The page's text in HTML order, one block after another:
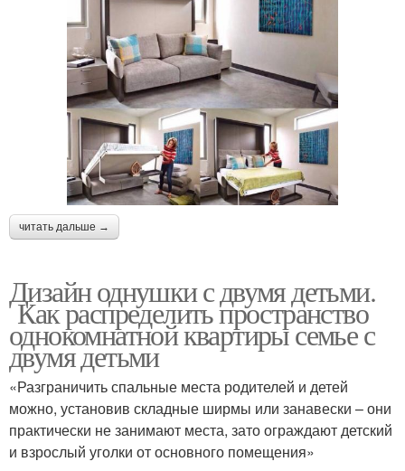
читать дальше →
Дизайн однушки с двумя детьми.
Как распределить пространство
однокомнатной квартиры семье с
двумя детьми
«Разграничить спальные места родителей и детей
можно, установив складные ширмы или занавески – они
практически не занимают места, зато ограждают детский
и взрослый уголки от основного помещения»